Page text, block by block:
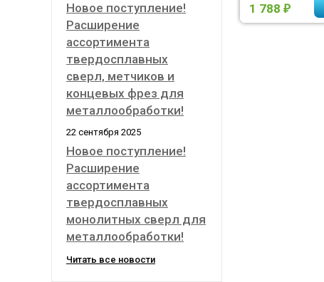
Новое поступление!
Расширение
ассортимента
твердосплавных
сверл, метчиков и
концевых фрез для
металлообработки!
22 сентября 2025
Новое поступление!
Расширение
ассортимента
твердосплавных
монолитных сверл для
металлообработки!
Читать все новости
1 788 ₽